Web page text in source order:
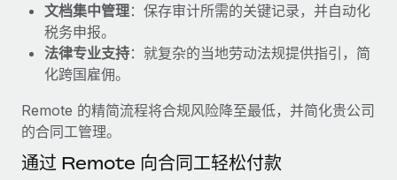
实体设立
快速建立合规实体
人员调配与搬迁
轻松搬迁员工
福利
轻松管理员工福利
Reverse Tech's strategic partnership with
Remote for contractor management and
payroll
Reverse Tech at a glance Health and wellness startup,
Reverse Tech, partnered with Remote to manage...
了解更多
As the global workforce continues to expand in response
to the demands of today’s labor market, the...
了解更多
What a Workday global payroll implementation
actually looks like
Most teams hear "payroll implementation" and picture a
文档集中管理：保存审计所需的关键记录，并自动化
税务申报。
法律专业支持：就复杂的当地劳动法规提供指引，简
化跨国雇佣。
Remote 的精简流程将合规风险降至最低，并简化贵公司
的合同工管理。
通过 Remote 向合同工轻松付款